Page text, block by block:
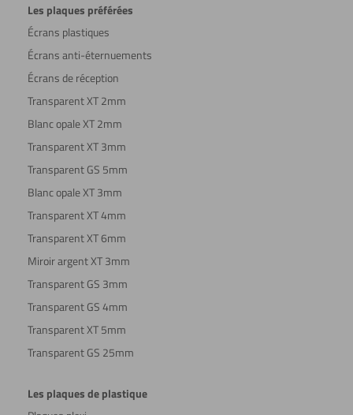
Les plaques préférées
Écrans plastiques
Écrans anti-éternuements
Écrans de réception
Transparent XT 2mm
Blanc opale XT 2mm
Transparent XT 3mm
Transparent GS 5mm
Blanc opale XT 3mm
Transparent XT 4mm
Transparent XT 6mm
Miroir argent XT 3mm
Transparent GS 3mm
Transparent GS 4mm
Transparent XT 5mm
Transparent GS 25mm
Les plaques de plastique